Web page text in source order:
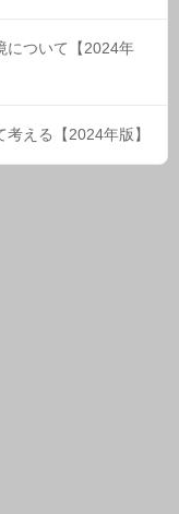
について【2024年
える【2024年版】